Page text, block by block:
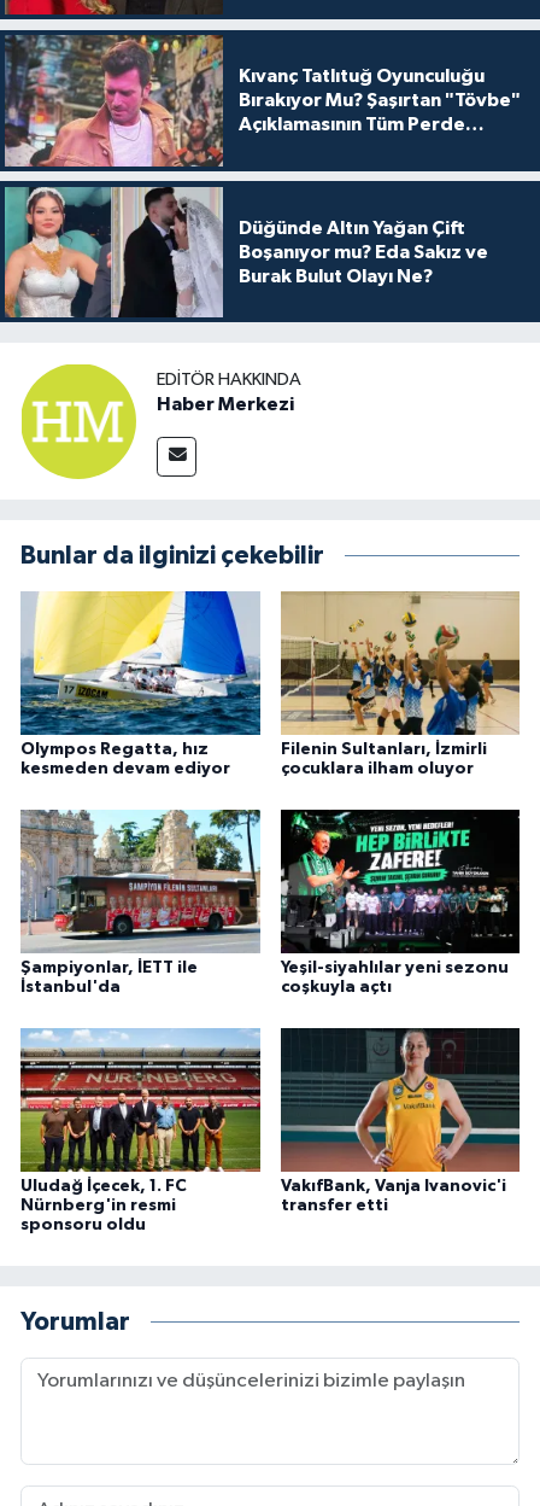
Kıvanç Tatlıtuğ Oyunculuğu
Bırakıyor Mu? Şaşırtan "Tövbe"
Açıklamasının Tüm Perde
Düğünde Altın Yağan Çift
Boşanıyor mu? Eda Sakız ve
Burak Bulut Olayı Ne?
EDITÖR HAKKINDA
Haber Merkezi
Bunlar da ilginizi çekebilir
Olympos Regatta, hız
kesmeden devam ediyor
Filenin Sultanları, İzmirli
çocuklara ilham oluyor
Şampiyonlar, İETT ile
İstanbul'da
Yeşil-siyahlılar yeni sezonu
coşkuyla açtı
Uludağ İçecek, 1. FC
Nürnberg'in resmi
sponsoru oldu
VakıfBank, Vanja Ivanovic'i
transfer etti
Yorumlar